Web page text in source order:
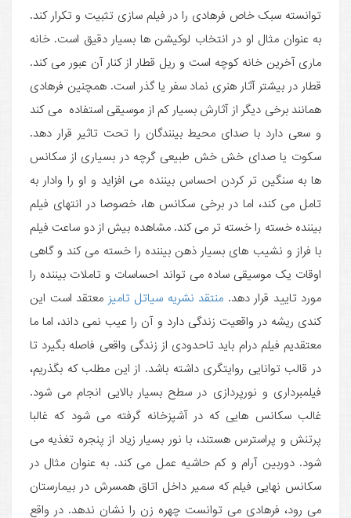
توانسته سبک خاص فرهادی را در فیلم سازی تثبیت و تکرار کند.
به عنوان مثال او در انتخاب لوکیشن ها بسیار دقیق است. خانه
ماری آخرین خانه کوچه است و ریل قطار از کنار آن عبور می کند.
قطار در بیشتر آثار هنری نماد سفر یا گذر است. همچنین فرهادی
همانند برخی دیگر از آثارش بسیار کم از موسیقی استفاده می کند
و سعی دارد با صدای محیط بینندگان را تحت تاثیر قرار دهد.
سکوت یا صدای خش خش طبیعی گرچه در بسیاری از سکانس
ها به سنگین تر کردن احساس بیننده می افزاید و او را وادار به
تامل می کند، اما در برخی سکانس ها، خصوصا در انتهای فیلم
بیننده خسته را خسته تر می کند. مشاهده بیش از دو ساعت فیلم
با فراز و نشیب های بسیار ذهن بیننده را خسته می کند و گاهی
اوقات یک موسیقی ساده می تواند احساسات و تاملات بیننده را
مورد تایید قرار دهد. منتقد نشریه سیاتل تامیز معتقد است این
کندی ریشه در واقعیت زندگی دارد و آن را عیب نمی داند، اما ما
معتقدیم فیلم درام باید تاحدودی از زندگی واقعی فاصله بگیرد تا
در قالب توانایی روایتگری داشته باشد. از این مطلب که بگذریم،
فیلمبرداری و نورپردازی در سطح بسیار بالایی انجام می شود.
غالب سکانس هایی که در آشپزخانه گرفته می شود که غالبا
پرتنش و پراسترس هستند، با نور بسیار زیاد از پنجره تغذیه می
شود. دوربین آرام و کم حاشیه عمل می کند. به عنوان مثال در
سکانس نهایی فیلم که سمیر داخل اتاق همسرش در بیمارستان
می رود، فرهادی می توانست چهره زن را نشان ندهد. در واقع